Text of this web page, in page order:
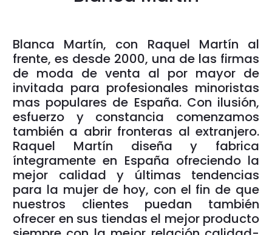
Blanca Martín, con Raquel Martín al
frente, es desde 2000, una de las firmas
de moda de venta al por mayor de
invitada para profesionales minoristas
mas populares de España. Con ilusión,
esfuerzo y constancia comenzamos
también a abrir fronteras al extranjero.
Raquel Martín diseña y fabrica
íntegramente en España ofreciendo la
mejor calidad y últimas tendencias
para la mujer de hoy, con el fin de que
nuestros clientes puedan también
ofrecer en sus tiendas el mejor producto